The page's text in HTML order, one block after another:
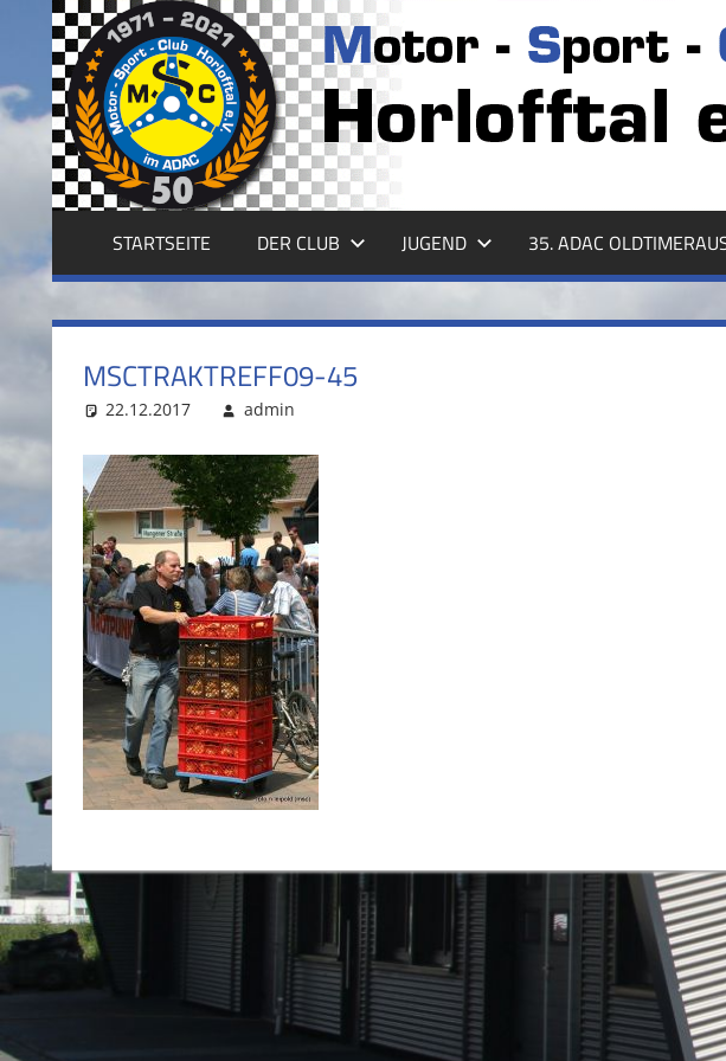
springen MSC
HORLOFFTAL
E.V.
STARTSEITE DER CLUB JUGEND 35. ADAC
MSCTRAKTREFF09-45
22.12.2017 admin